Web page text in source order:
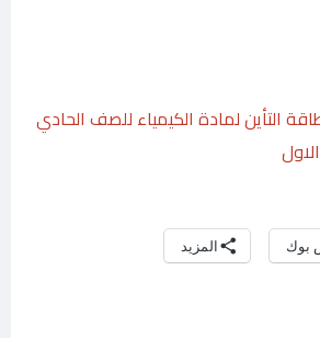
التأين لمادة الكيمياء للصف الحادي
بوك المزيد